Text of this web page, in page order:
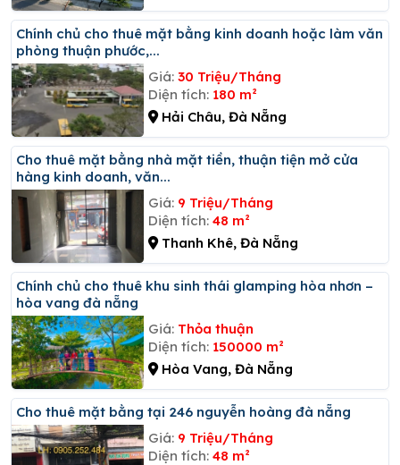
Chính chủ cho thuê mặt bằng kinh doanh hoặc làm văn
phòng thuận phước,...
Giá: 30 Triệu/Tháng
Diện tích: 180 m²
Hải Châu, Đà Nẵng
Cho thuê mặt bằng nhà mặt tiền, thuận tiện mở cửa
hàng kinh doanh, văn...
Giá: 9 Triệu/Tháng
Diện tích: 48 m²
Thanh Khê, Đà Nẵng
Chính chủ cho thuê khu sinh thái glamping hòa nhơn –
hòa vang đà nẵng
Giá: Thỏa thuận
Diện tích: 150000 m²
Hòa Vang, Đà Nẵng
Cho thuê mặt bằng tại 246 nguyễn hoàng đà nẵng
Giá: 9 Triệu/Tháng
Diện tích: 48 m²